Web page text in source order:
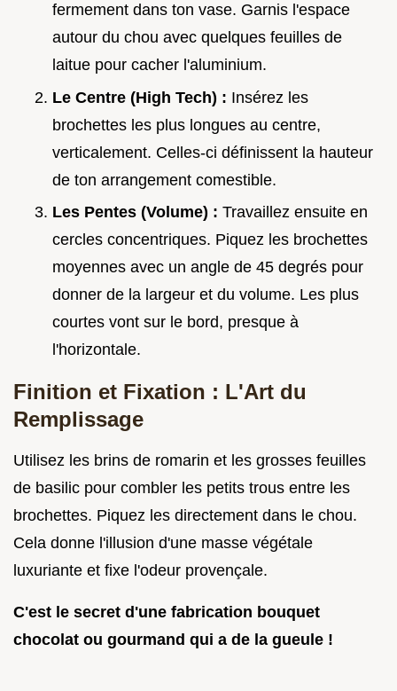
fermement dans ton vase. Garnis l'espace
autour du chou avec quelques feuilles de
laitue pour cacher l'aluminium.
Le Centre (High Tech) : Insérez les
brochettes les plus longues au centre,
verticalement. Celles-ci définissent la hauteur
de ton arrangement comestible.
Les Pentes (Volume) : Travaillez ensuite en
cercles concentriques. Piquez les brochettes
moyennes avec un angle de 45 degrés pour
donner de la largeur et du volume. Les plus
courtes vont sur le bord, presque à
l'horizontale.
Finition et Fixation : L'Art du
Remplissage
Utilisez les brins de romarin et les grosses feuilles
de basilic pour combler les petits trous entre les
brochettes. Piquez les directement dans le chou.
Cela donne l'illusion d'une masse végétale
luxuriante et fixe l'odeur provençale.
C'est le secret d'une fabrication bouquet
chocolat ou gourmand qui a de la gueule !